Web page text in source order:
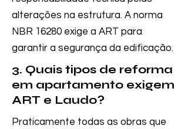
alterações na estrutura. A norma
NBR 16280 exige a ART para
garantir a segurança da edificação.
3. Quais tipos de reforma
em apartamento exigem
ART e Laudo?
Praticamente todas as obras que